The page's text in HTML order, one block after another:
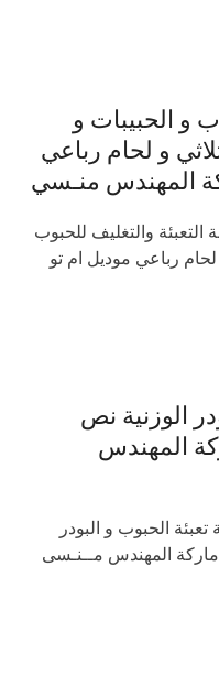
و الحبيبات و
و لحام رباعي
التعبئة والتغليف للحبوب
لحام رباعي موديل ام تو
الوزنية نص
موديل 904 ماركة المهندس
الحبوب و البودر
الوزنية نص اوتوماتيكية موديل 904 ماركة المهندس مــنـسى